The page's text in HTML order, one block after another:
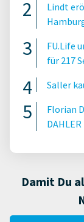
Lindt
FU.Life
für 217
Saller
Florian
Damit Du